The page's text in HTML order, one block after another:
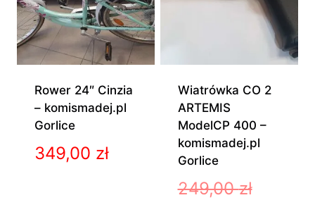
Rower 24″ Cinzia
– komismadej.pl
Gorlice
349,00 zł
Wiatrówka CO 2
ARTEMIS
ModelCP 400 –
komismadej.pl
Gorlice
249,00zł